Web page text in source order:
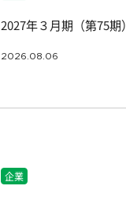
2027年３月期（第75
2026.08.06
企業